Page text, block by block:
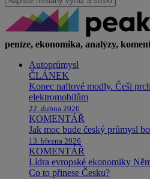
peníze, ekonomika, analýzy,
Autoprůmysl
ČLÁNEK
Konec naftové modly. Češi
elektromobilům
22. dubna 2026
KOMENTÁŘ
Jak moc bude český průmysl
13. března 2026
KOMENTÁŘ
Lídra evropské ekonomiky
Co to přinese Česku?